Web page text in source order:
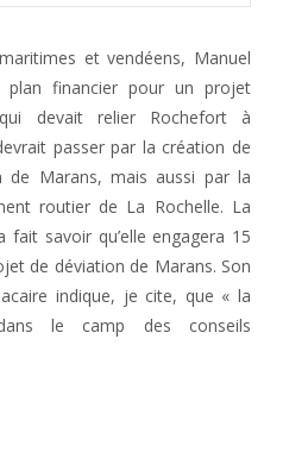
et vendéens, Manuel
plan financier pour un projet
devait relier Rochefort à
passer par la création de
de Marans, mais aussi par la
routier de La Rochelle. La
fait savoir qu’elle engagera 15
de déviation de Marans. Son
indique, je cite, que « la
le camp des conseils